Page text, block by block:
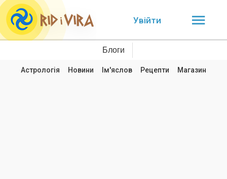
Увійти
Блоги
Астрологія Новини Ім'яслов Рецепти Магазин